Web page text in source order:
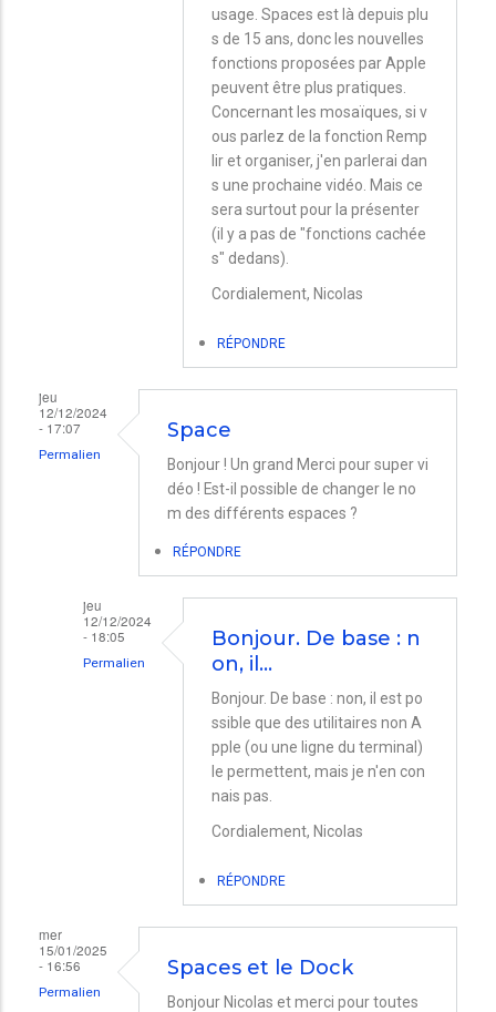
usage. Spaces est là depuis plu
s de 15 ans, donc les nouvelles
fonctions proposées par Apple
peuvent être plus pratiques.
Concernant les mosaïques, si v
ous parlez de la fonction Remp
lir et organiser, j'en parlerai dan
s une prochaine vidéo. Mais ce
sera surtout pour la présenter
(il y a pas de "fonctions cachée
s" dedans).
Cordialement, Nicolas
RÉPONDRE
jeu
12/12/2024
- 17:07
Permalien
Space
Bonjour ! Un grand Merci pour super vi
déo ! Est-il possible de changer le no
m des différents espaces ?
RÉPONDRE
jeu
12/12/2024
- 18:05
Permalien
Bonjour. De base : n
on, il…
Bonjour. De base : non, il est po
ssible que des utilitaires non A
pple (ou une ligne du terminal)
le permettent, mais je n'en con
nais pas.
Cordialement, Nicolas
RÉPONDRE
mer
15/01/2025
- 16:56
Permalien
Spaces et le Dock
Bonjour Nicolas et merci pour toutes